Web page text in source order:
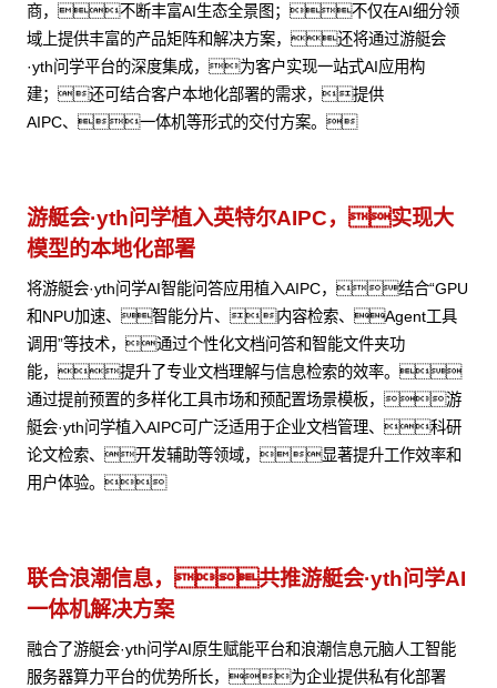
商，不断丰富AI生态全景图；不仅在AI细分领
域上提供丰富的产品矩阵和解决方案，还将通过游艇会
·yth问学平台的深度集成，为客户实现一站式AI应用构
建；还可结合客户本地化部署的需求，提供
AIPC、一体机等形式的交付方案。
游艇会·yth问学植入英特尔AIPC，实现大
模型的本地化部署
将游艇会·yth问学AI智能问答应用植入AIPC，结合“GPU
和NPU加速、智能分片、内容检索、Agent工具
调用”等技术，通过个性化文档问答和智能文件夹功
能，提升了专业文档理解与信息检索的效率。
通过提前预置的多样化工具市场和预配置场景模板，游
艇会·yth问学植入AIPC可广泛适用于企业文档管理、科研
论文检索、开发辅助等领域，显著提升工作效率和
用户体验。
联合浪潮信息，共推游艇会·yth问学AI
一体机解决方案
融合了游艇会·yth问学AI原生赋能平台和浪潮信息元脑人工智能
服务器算力平台的优势所长，为企业提供私有化部署